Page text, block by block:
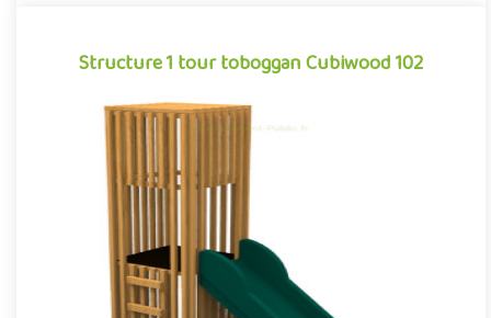
Structure 1 tour toboggan Cubiwood 102
Structure 1 tour toboggan Cubiwood 102
Structure pour aires de jeux extérieurs caractérisée par ses
lignes cubiques et son habillage à claire-voie composé de
bardag..
Offre partenaire